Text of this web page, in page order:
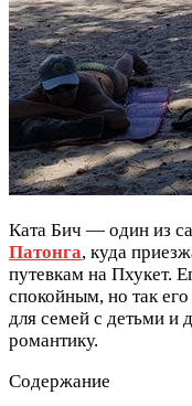
Ката Бич — один из
Патонга, куда
путевкам на Пхукет.
спокойным, но так
для семей с детьми и
романтику.
Содержание